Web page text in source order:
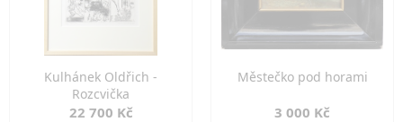
Kulhánek Oldřich -
Rozcvička
22 700 Kč
Městečko pod horami
3 000 Kč